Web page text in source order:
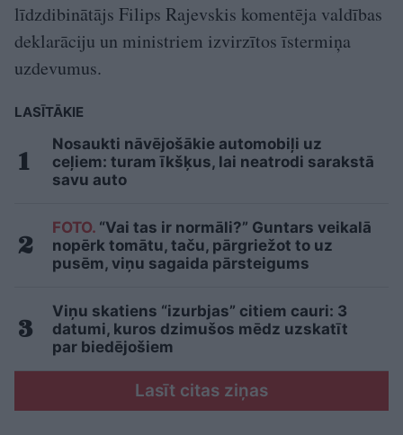
līdzdibinātājs Filips Rajevskis komentēja valdības
deklarāciju un ministriem izvirzītos īstermiņa
uzdevumus.
LASĪTĀKIE
Nosaukti nāvējošākie automobiļi uz
ceļiem: turam īkšķus, lai neatrodi sarakstā
savu auto
FOTO. “Vai tas ir normāli?” Guntars veikalā
nopērk tomātu, taču, pārgriežot to uz
pusēm, viņu sagaida pārsteigums
Viņu skatiens “izurbjas” citiem cauri: 3
datumi, kuros dzimušos mēdz uzskatīt
par biedējošiem
Lasīt citas ziņas